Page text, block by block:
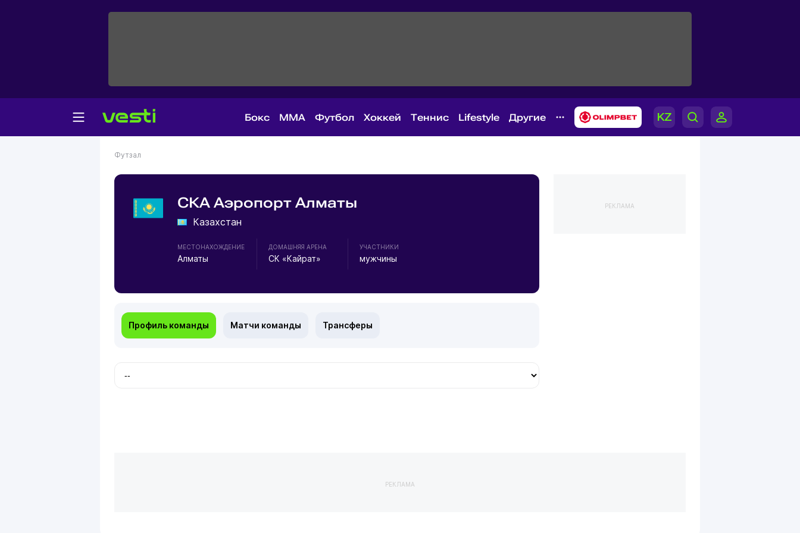
Бокс MMA Футбол Хоккей Теннис Lifestyle Другие
Футзал
СКА Аэропорт Алматы
Казахстан
МЕСТОНАХОЖДЕНИЕ
Алматы
ДОМАШНЯЯ АРЕНА
СК «Кайрат»
УЧАСТНИКИ
мужчины
Профиль команды Матчи команды Трансферы
РЕКЛАМА
РЕКЛАМА